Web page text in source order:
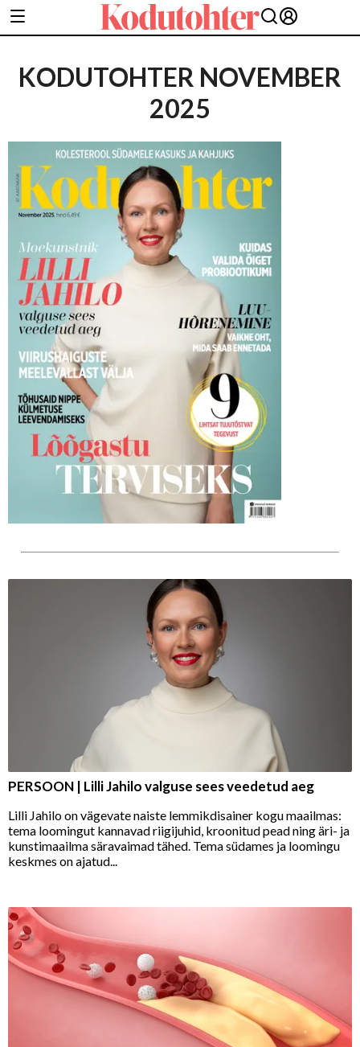
KODUTOHTER NOVEMBER
2025
PERSOON | Lilli Jahilo valguse sees veedetud aeg
Lilli Jahilo on vägevate naiste lemmikdisainer kogu maailmas:
tema loomingut kannavad riigijuhid, kroonitud pead ning äri- ja
kunstimaailma säravaimad tähed. Tema südames ja loomingu
keskmes on ajatud...